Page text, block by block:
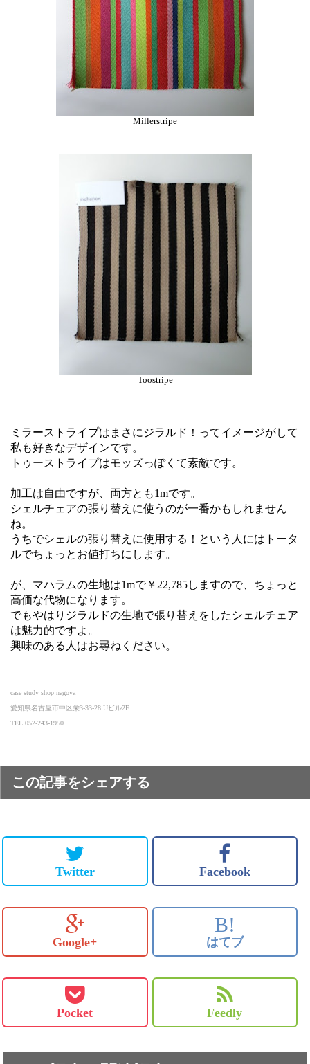
Millerstripe
Toostripe
ミラーストライプはまさにジラルド！ってイメージがして
私も好きなデザインです。
トゥーストライプはモッズっぽくて素敵です。
加工は自由ですが、両方とも1mです。
シェルチェアの張り替えに使うのが一番かもしれません
ね。
うちでシェルの張り替えに使用する！という人にはトータ
ルでちょっとお値打ちにします。
が、マハラムの生地は1mで￥22,785しますので、ちょっと
高価な代物になります。
でもやはりジラルドの生地で張り替えをしたシェルチェア
は魅力的ですよ。
興味のある人はお尋ねください。
case study shop nagoya
愛知県名古屋市中区栄3-33-28 Uビル2F
TEL 052-243-1950
この記事をシェアする
Twitter Facebook
Google+
B!
はてブ
Pocket Feedly